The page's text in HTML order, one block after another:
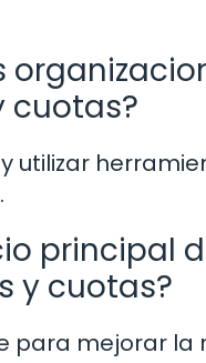
cuotas?
utilizar
principal
y cuotas?
para mejorar